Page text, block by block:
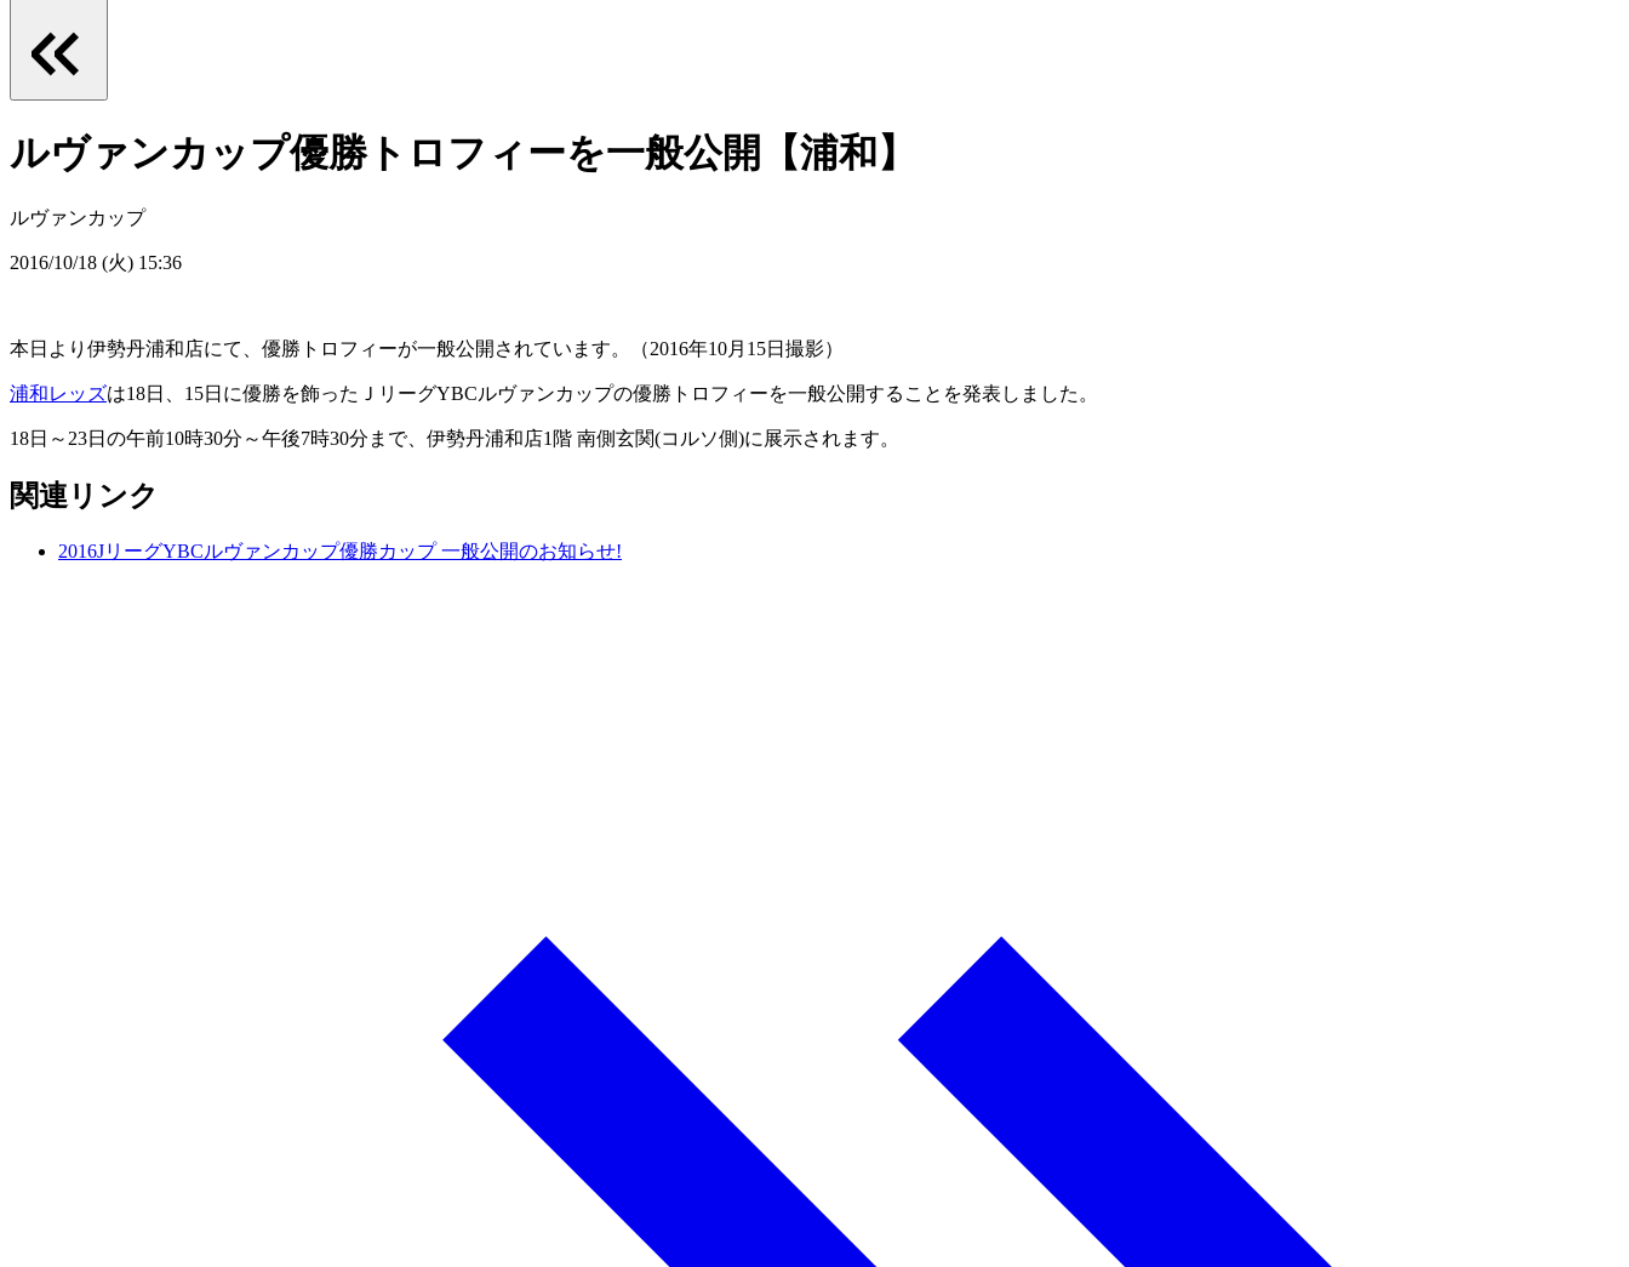
ルヴァンカップ優勝トロフィーを一般公開【浦和】
ルヴァンカップ
2016/10/18 (火) 15:36
本日より伊勢丹浦和店にて、優勝トロフィーが一般公開されています。（2016年10月15日撮影）
浦和レッズは18日、15日に優勝を飾ったＪリーグYBCルヴァンカップの優勝トロフィーを一般公開することを発表しました。
18日～23日の午前10時30分～午後7時30分まで、伊勢丹浦和店1階 南側玄関(コルソ側)に展示されます。
関連リンク
2016JリーグYBCルヴァンカップ優勝カップ 一般公開のお知らせ!